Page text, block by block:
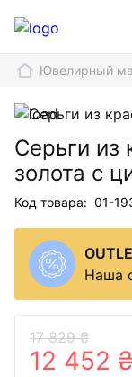
Ювелирный
Серьги из
золота с
Код товара: 01-
Наша
17 829 ₴
12 452 ₴